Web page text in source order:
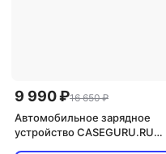
9 990 ₽16 650 ₽
Автомобильное зарядное
устройство CASEGURU.RU